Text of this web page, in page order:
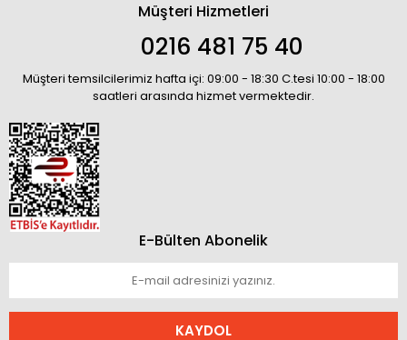
Müşteri Hizmetleri
0216 481 75 40
Müşteri temsilcilerimiz hafta içi: 09:00 - 18:30 C.tesi 10:00 - 18:00
saatleri arasında hizmet vermektedir.
E-Bülten Abonelik
KAYDOL